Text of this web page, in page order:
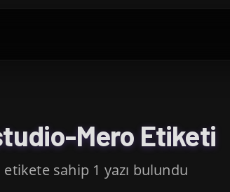
Mero Etiketi
etikete sahip 1 yazı bulundu